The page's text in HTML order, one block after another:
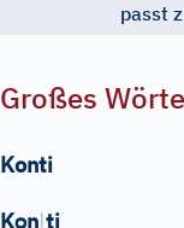
passt
Großes
Konti
Kọn|ti